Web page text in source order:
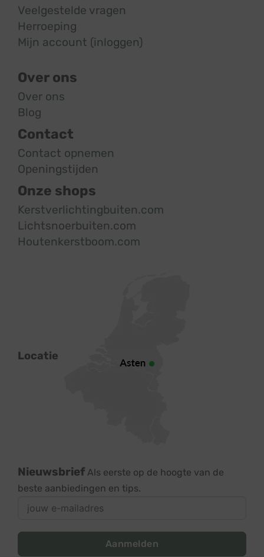
Veelgestelde vragen
Herroeping
Mijn account (inloggen)
Over ons
Over ons
Blog
Contact
Contact opnemen
Openingstijden
Onze shops
Kerstverlichtingbuiten.com
Lichtsnoerbuiten.com
Houtenkerstboom.com
Locatie
Nieuwsbrief Als eerste op de hoogte van de
beste aanbiedingen en tips.
Aanmelden